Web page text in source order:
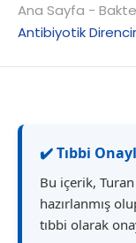
Ana Sayfa -
Antibiyotik
✔️ Tıbbi
Bu içerik,
hazırlanmış
tıbbi olarak